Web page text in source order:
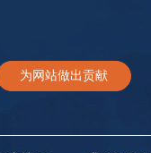
为网站做出贡献